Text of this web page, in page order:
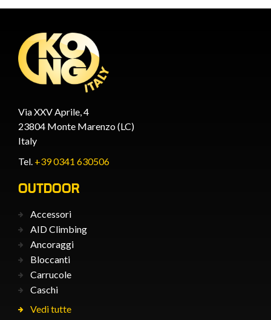
Via XXV Aprile, 4
23804 Monte Marenzo (LC)
Italy
Tel. +39 0341 630506
OUTDOOR
Accessori
AID Climbing
Ancoraggi
Bloccanti
Carrucole
Caschi
Vedi tutte